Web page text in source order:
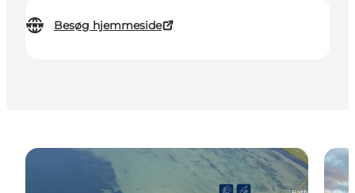
Besøg hjemmeside